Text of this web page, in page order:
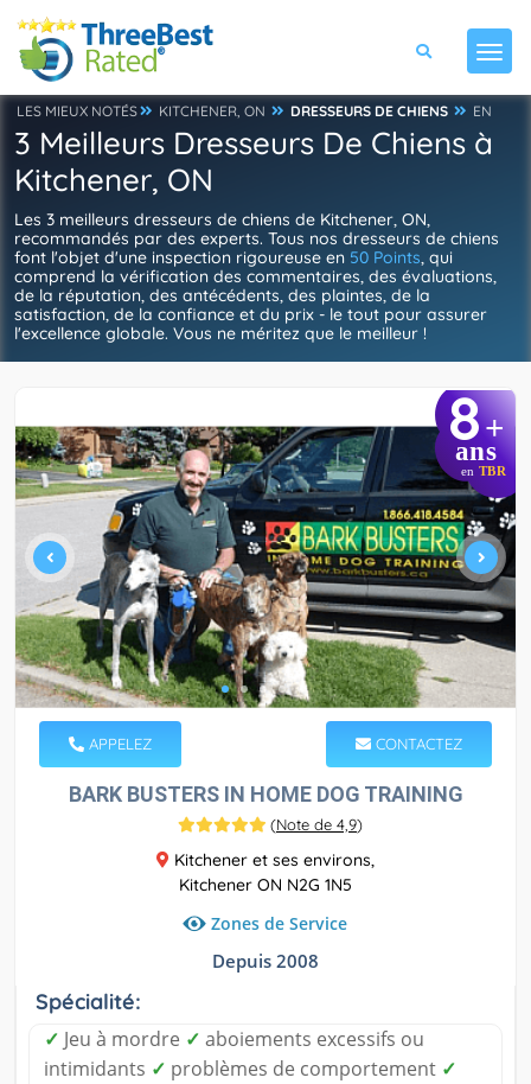
LES MIEUX NOTÉS KITCHENER, ON DRESSEURS DE CHIENS EN
3 Meilleurs Dresseurs De Chiens à
Kitchener, ON
Les 3 meilleurs dresseurs de chiens de Kitchener, ON,
recommandés par des experts. Tous nos dresseurs de chiens
font l'objet d'une inspection rigoureuse en 50 Points, qui
comprend la vérification des commentaires, des évaluations,
de la réputation, des antécédents, des plaintes, de la
satisfaction, de la confiance et du prix - le tout pour assurer
l'excellence globale. Vous ne méritez que le meilleur !
8+
ans
en TBR
APPELEZ CONTACTEZ
BARK BUSTERS IN HOME DOG TRAINING
(Note de 4,9)
Kitchener et ses environs,
Kitchener ON N2G 1N5
Zones de Service
Depuis 2008
Spécialité:
✓ Jeu à mordre ✓ aboiements excessifs ou
intimidants ✓ problèmes de comportement ✓